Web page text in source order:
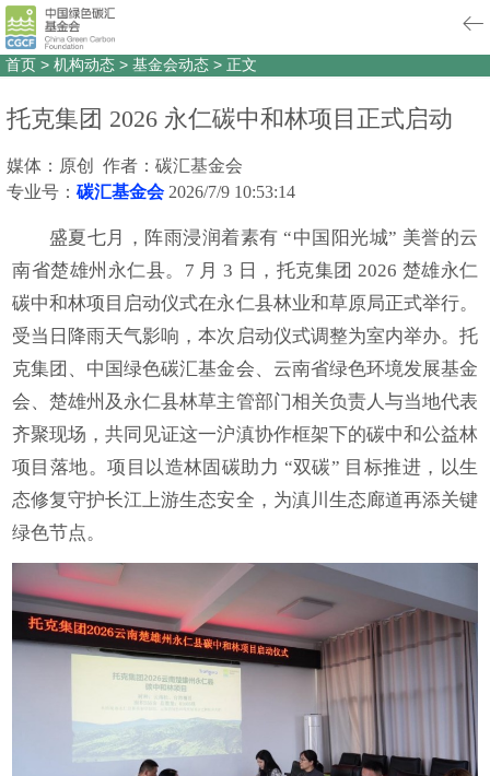
首页 > 机构动态 > 基金会动态 > 正文
托克集团 2026 永仁碳中和林项目正式启动
媒体：原创 作者：碳汇基金会
专业号： 碳汇基金会 2026/7/9 10:53:14
盛夏七月，阵雨浸润着素有 “中国阳光城” 美誉的云
南省楚雄州永仁县。7 月 3 日，托克集团 2026 楚雄永仁
碳中和林项目启动仪式在永仁县林业和草原局正式举行。
受当日降雨天气影响，本次启动仪式调整为室内举办。托
克集团、中国绿色碳汇基金会、云南省绿色环境发展基金
会、楚雄州及永仁县林草主管部门相关负责人与当地代表
齐聚现场，共同见证这一沪滇协作框架下的碳中和公益林
项目落地。项目以造林固碳助力 “双碳” 目标推进，以生
态修复守护长江上游生态安全，为滇川生态廊道再添关键
绿色节点。